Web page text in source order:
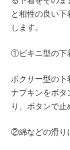
と相性の良い
します。
①ビキニ型の下
ボクサー型の
ナプキンをボ
り、ボタンで止
②綿などの滑り